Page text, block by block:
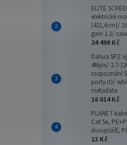
ELITE
elektrické
(421,6cm)/
gain 1.1/
24 490 Kč
Dahua SPZ
4Mpix/ 2.7-
rozpoznání
porty IO/
metadata
16 014 Kč
PLANET
Cat 5e,
dvouplášť,
13 Kč